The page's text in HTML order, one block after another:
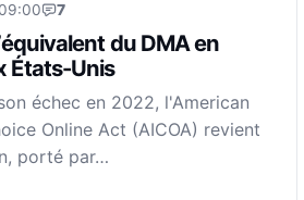
7
du DMA en
États-Unis
échec en 2022, l'American
Online Act (AICOA) revient
porté par…